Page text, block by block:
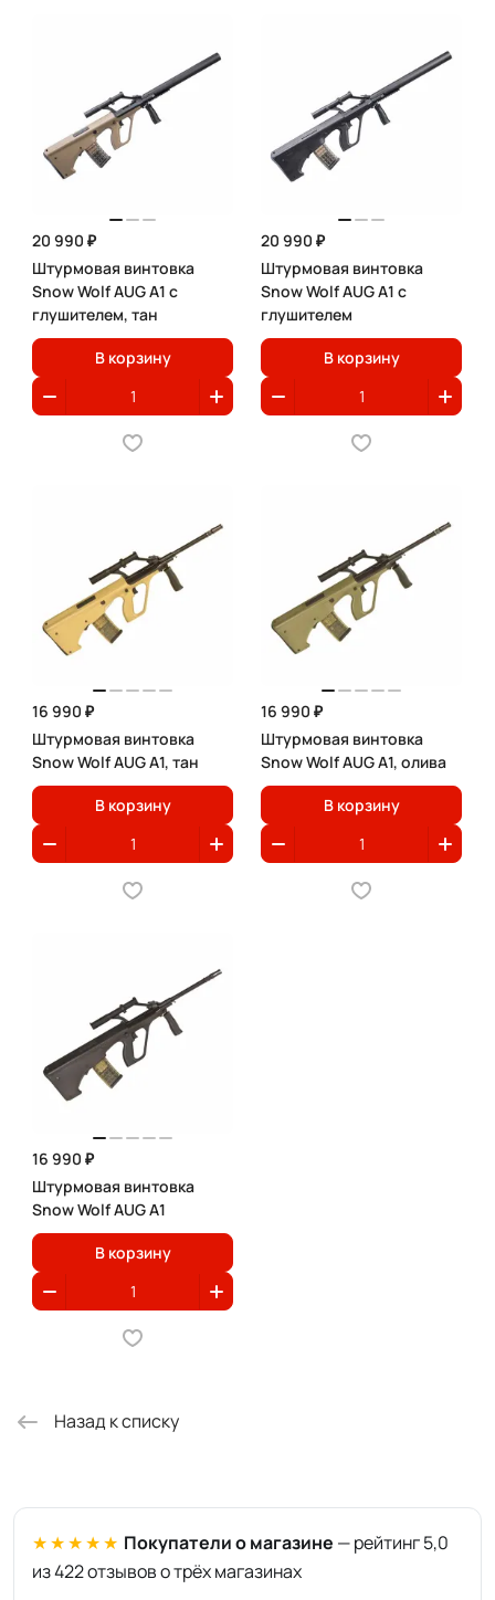
20 990 ₽
Штурмовая винтовка
Snow Wolf AUG A1 с
глушителем, тан
В корзину
20 990 ₽
Штурмовая винтовка
Snow Wolf AUG A1 с
глушителем
В корзину
16 990 ₽
Штурмовая винтовка
Snow Wolf AUG A1, тан
В корзину
16 990 ₽
Штурмовая винтовка
Snow Wolf AUG A1, олива
В корзину
16 990 ₽
Штурмовая винтовка
Snow Wolf AUG A1
В корзину
Назад к списку
★★★★★ Покупатели о магазине — рейтинг 5,0
из 422 отзывов о трёх магазинах